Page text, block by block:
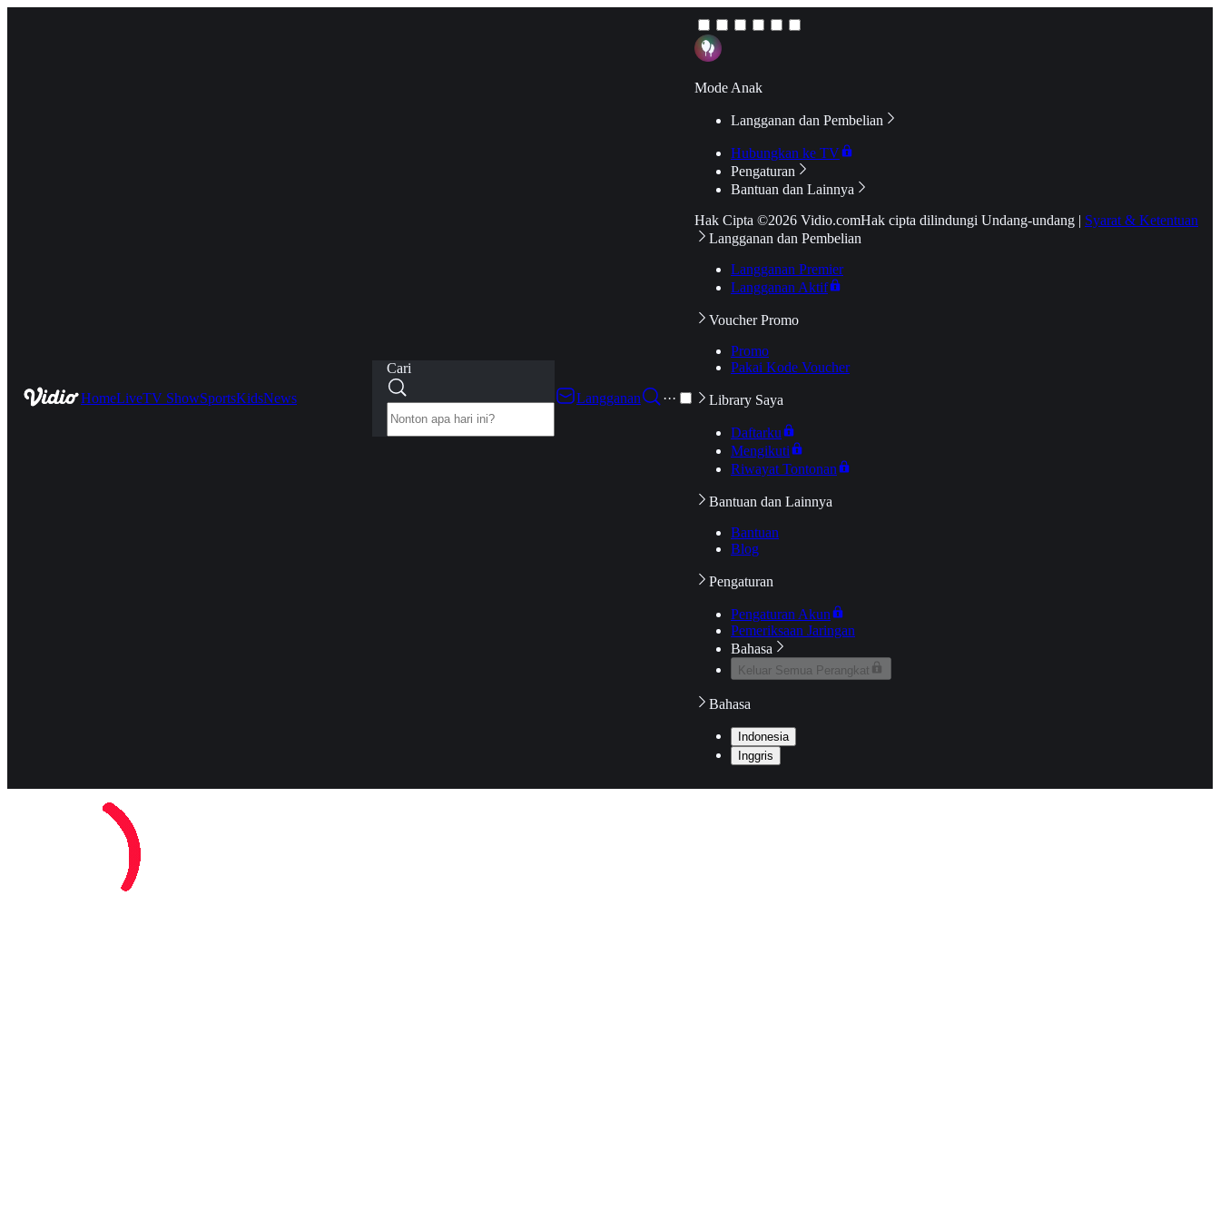
HomeLiveTV ShowSportsKidsNews
Cari
Langganan
···
Mode Anak
Langganan dan Pembelian
Hubungkan ke TV
Pengaturan
Bantuan dan Lainnya
Hak Cipta ©2026 Vidio.comHak cipta dilindungi Undang-undang | Syarat & Ketentuan
Langganan dan Pembelian
Langganan Premier
Langganan Aktif
Voucher Promo
Promo
Pakai Kode Voucher
Library Saya
Daftarku
Mengikuti
Riwayat Tontonan
Bantuan dan Lainnya
Bantuan
Blog
Pengaturan
Pengaturan Akun
Pemeriksaan Jaringan
Bahasa
Keluar Semua Perangkat
Bahasa
Indonesia
Inggris